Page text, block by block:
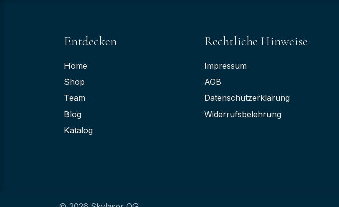
Rechtliche Hinweise
Impressum
AGB
Datenschutzerklärung
Widerrufsbelehrung
Entdecken
Home
Shop
Team
Blog
Katalog